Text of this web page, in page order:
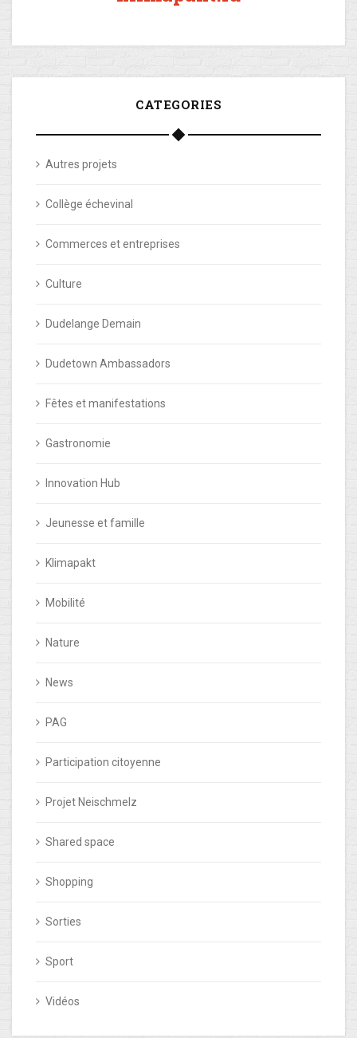
CATEGORIES
Autres projets
Collège échevinal
Commerces et entreprises
Culture
Dudelange Demain
Dudetown Ambassadors
Fêtes et manifestations
Gastronomie
Innovation Hub
Jeunesse et famille
Klimapakt
Mobilité
Nature
News
PAG
Participation citoyenne
Projet Neischmelz
Shared space
Shopping
Sorties
Sport
Vidéos